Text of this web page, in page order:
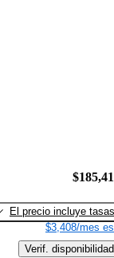
El precio incluye tasas
$3,408/mes
Verif. disponibilidad